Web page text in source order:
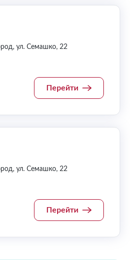
ул. Семашко, 22
Перейти
ул. Семашко, 22
Перейти